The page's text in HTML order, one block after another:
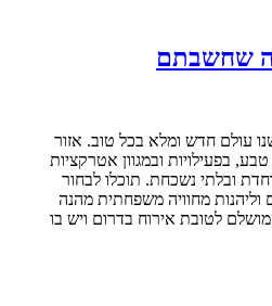
שחשבתם
עולם חדש ומלא בכל טוב. אזור
בפעילויות ובמגוון אטרקציות
ובלתי נשכחת. תוכלו לבחור
וליהנות מחוויה משפחתית מהנה
לטובת אירוח בדרום ויש בו